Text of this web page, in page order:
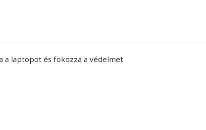
a laptopot és fokozza a védelmet